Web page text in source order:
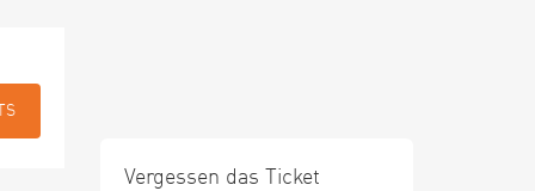
Vergessen das Ticket